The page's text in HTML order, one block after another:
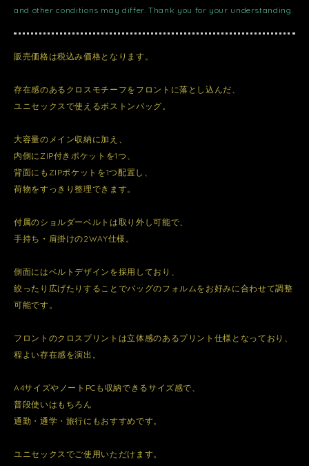
and other conditions may differ. Thank you for your understanding.
販売価格は税込み価格となります。
存在感のあるクロスモチーフをフロントに落とし込んだ、
ユニセックスで使えるボストンバッグ。
大容量のメイン収納に加え、
内側にZIP付きポケットを1つ、
背面にもZIPポケットを1つ配置し、
荷物をすっきり整理できます。
付属のショルダーベルトは取り外し可能で、
手持ち・肩掛けの2WAY仕様。
側面にはベルトデザインを採用しており、
絞ったり広げたりすることでバッグのフォルムをお好みに合わせて調整
可能です。
フロントのクロスプリントは立体感のあるプリント仕様となっており、
程よい存在感を演出。
A4サイズやノートPCも収納できるサイズ感で、
普段使いはもちろん
通勤・通学・旅行にもおすすめです。
ユニセックスでご使用いただけます。